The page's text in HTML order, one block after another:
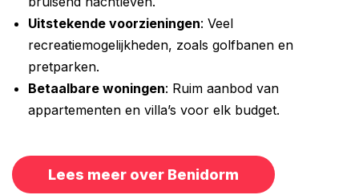
Uitstekende voorzieningen: Veel
recreatiemogelijkheden, zoals golfbanen en
pretparken.
Betaalbare woningen: Ruim aanbod van
appartementen en villa’s voor elk budget.
Lees meer over Benidorm